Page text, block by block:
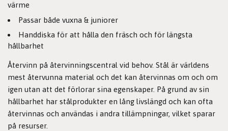
värme
Passar både vuxna & juniorer
Handdiska för att hålla den fräsch och för längsta
hållbarhet
Återvinn på återvinningscentral vid behov. Stål är världens
mest återvunna material och det kan återvinnas om och om
igen utan att det förlorar sina egenskaper. På grund av sin
hållbarhet har stålprodukter en lång livslängd och kan ofta
återvinnas och användas i andra tillämpningar, vilket sparar
på resurser.